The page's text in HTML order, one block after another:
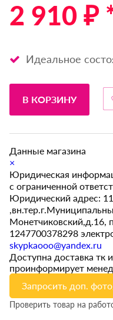
2 910 ₽
Идеальное
В КОРЗИНУ
Данные магазина
×
Юридическая
с ограниченной
Юридический адрес:
1247700378298
skypkaooo@yandex.ru
Доступна доставка тк
проинформирует
Запросить доп.
Проверить товар на